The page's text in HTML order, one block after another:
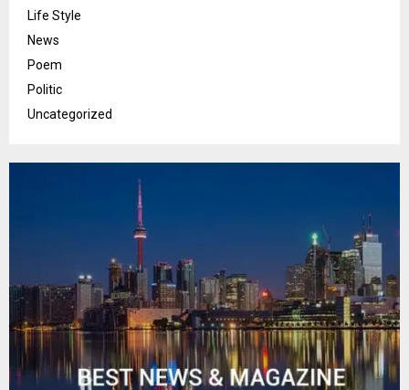
Life Style
News
Poem
Politic
Uncategorized